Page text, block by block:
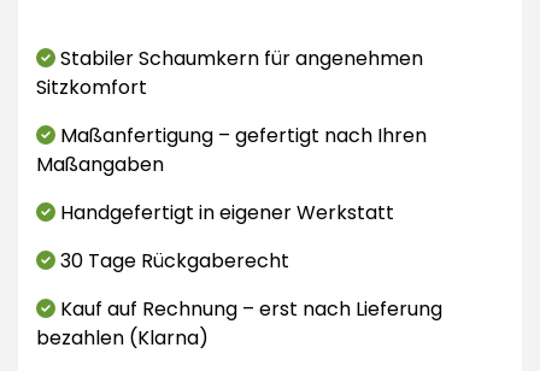
Stabiler Schaumkern für angenehmen
Sitzkomfort
Maßanfertigung – gefertigt nach Ihren
Maßangaben
Handgefertigt in eigener Werkstatt
30 Tage Rückgaberecht
Kauf auf Rechnung – erst nach Lieferung
bezahlen (Klarna)